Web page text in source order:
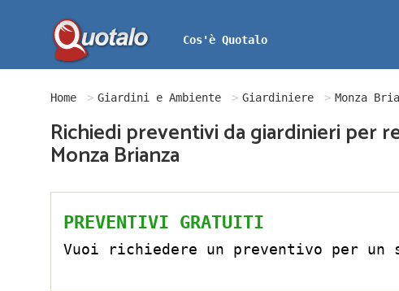
Cos'è Quotalo
Home Giardini e Ambiente Giardiniere Monza
Richiedi preventivi da giardinieri per
Monza Brianza
PREVENTIVI GRATUITI
Vuoi richiedere un preventivo per